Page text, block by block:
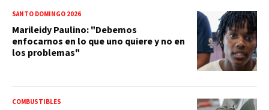
SANTO DOMINGO 2026
Marileidy Paulino: "Debemos
enfocarnos en lo que uno quiere y no en
los problemas"
COMBUSTIBLES